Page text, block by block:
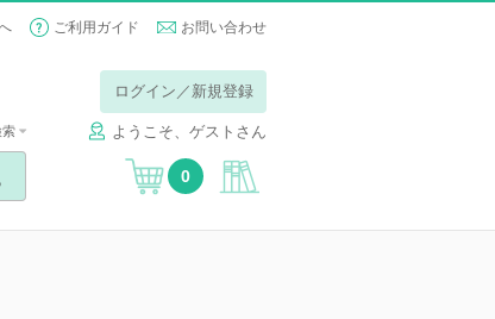
ご利用ガイド お問い合わせ
ログイン／新規登録
ようこそ、ゲストさん
索
0